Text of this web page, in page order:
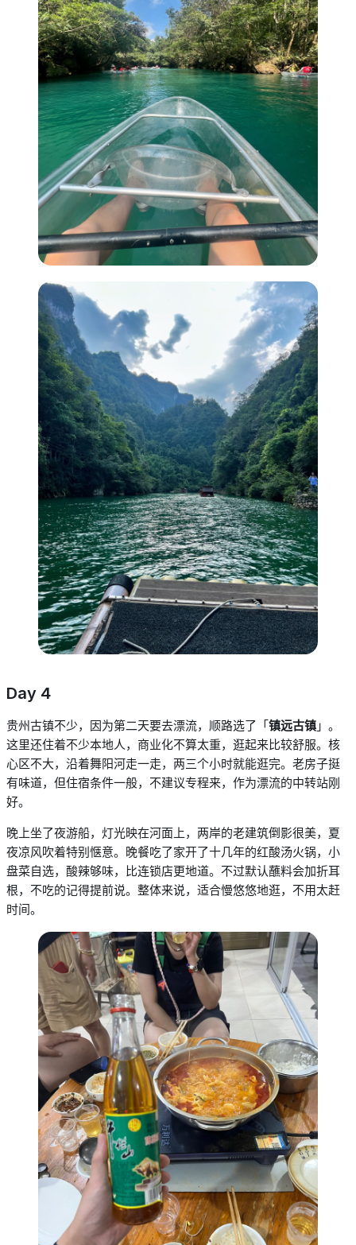
Day 4
贵州古镇不少，因为第二天要去漂流，顺路选了「 镇远古镇 」 。
这里还住着不少本地人，商业化不算太重，逛起来比较舒服。核
心区不大，沿着舞阳河走一走，两三个小时就能逛完。老房子挺
有味道，但住宿条件一般，不建议专程来，作为漂流的中转站刚
好。
晚上坐了夜游船，灯光映在河面上，两岸的老建筑倒影很美，夏
夜凉风吹着特别惬意。晚餐吃了家开了十几年的红酸汤火锅，小
盘菜自选，酸辣够味，比连锁店更地道。不过默认蘸料会加折耳
根，不吃的记得提前说。整体来说，适合慢悠悠地逛，不用太赶
时间。